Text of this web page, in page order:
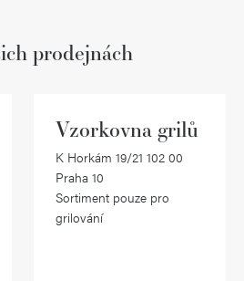
prodejnách
Vzorkovna grilů
K Horkám 19/21 102 00
Praha 10
Sortiment pouze pro
grilování